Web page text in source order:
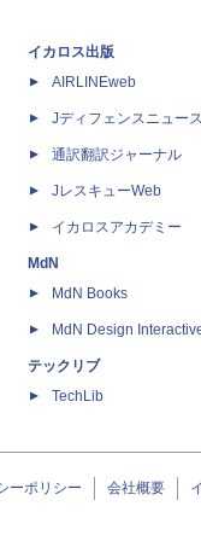
イカロス出版
AIRLINEweb
Jディフェンスニュー
通訳翻訳ジャーナル
JレスキューWeb
イカロスアカデミー
MdN
MdN Books
MdN Design
テックリブ
TechLib
ーポリシー 会社概要